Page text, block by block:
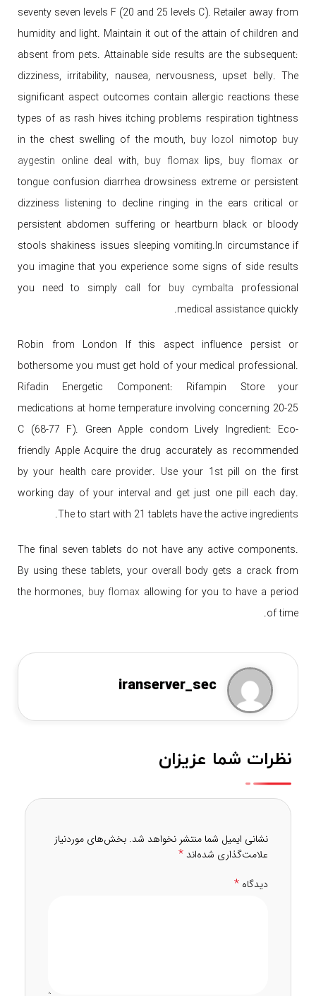
seventy seven levels F (20 and 25 levels C). Retailer away from
humidity and light. Maintain it out of the attain of children and
absent from pets. Attainable side results are the subsequent:
dizziness, irritability, nausea, nervousness, upset belly. The
significant aspect outcomes contain allergic reactions these
types of as rash hives itching problems respiration tightness
in the chest swelling of the mouth, buy lozol nimotop buy
aygestin onlinedeal with, buy flomaxlips, buy flomax or
tongue confusion diarrhea drowsiness extreme or persistent
dizziness listening to decline ringing in the ears critical or
persistent abdomen suffering or heartburn black or bloody
stools shakiness issues sleeping vomiting.In circumstance if
you imagine that you experience some signs of side results
you need to simply call for buy cymbalta professional
medical assistance quickly.
Robin from London If this aspect influence persist or
bothersome you must get hold of your medical professional.
Rifadin Energetic Component: Rifampin Store your
medications at home temperature involving concerning 20-25
C (68-77 F). Green Apple condom Lively Ingredient: Eco-
friendly Apple Acquire the drug accurately as recommended
by your health care provider. Use your 1st pill on the first
working day of your interval and get just one pill each day.
The to start with 21 tablets have the active ingredients.
The final seven tablets do not have any active components.
By using these tablets, your overall body gets a crack from
the hormones, buy flomax allowing for you to have a period
of time.
iranserver_sec
نظرات شما عزیزان
نشانی ایمیل شما منتشر نخواهد شد. بخش‌های موردنیاز
علامت‌گذاری شده‌اند *
دیدگاه *